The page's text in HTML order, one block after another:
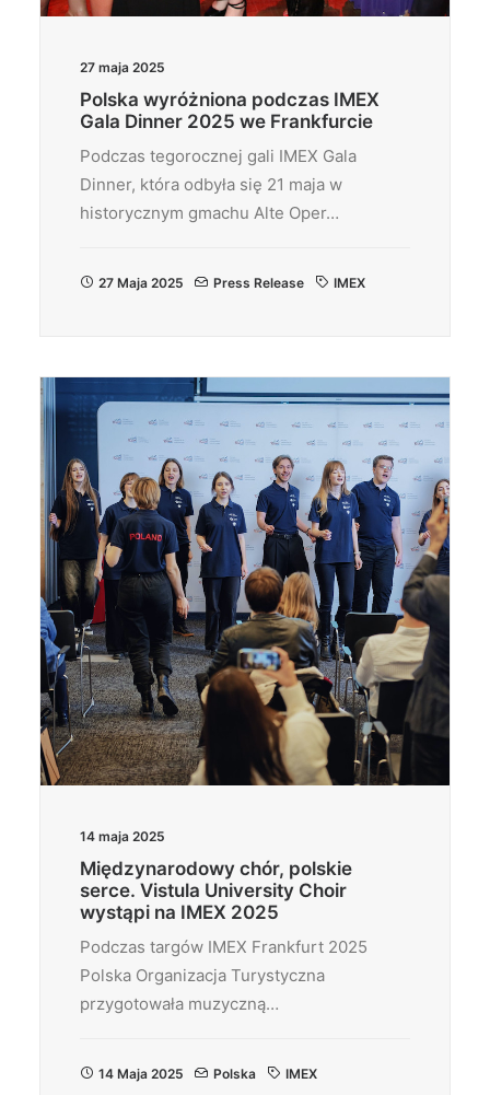
27 maja 2025
Polska wyróżniona podczas IMEX
Gala Dinner 2025 we Frankfurcie
Podczas tegorocznej gali IMEX Gala
Dinner, która odbyła się 21 maja w
historycznym gmachu Alte Oper…
27 Maja 2025 Press Release IMEX
14 maja 2025
Międzynarodowy chór, polskie
serce. Vistula University Choir
wystąpi na IMEX 2025
Podczas targów IMEX Frankfurt 2025
Polska Organizacja Turystyczna
przygotowała muzyczną…
14 Maja 2025 Polska IMEX